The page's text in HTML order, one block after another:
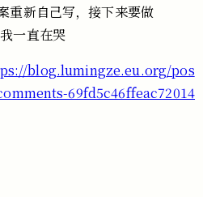
重新自己写，接下来要做
一直在哭
blog.lumingze.eu.org/pos
69fd5c46ffeac72014